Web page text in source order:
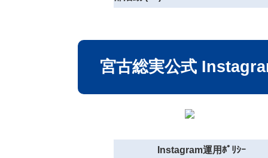
宮古総実公式
Instagram運用ﾎﾟﾘｼｰ